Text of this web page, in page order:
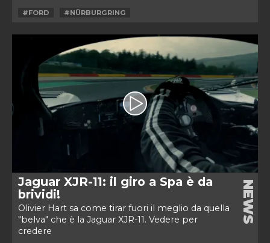
#FORD #NÜRBURGRING
Jaguar XJR-11: il giro a Spa è da
brividi!
Olivier Hart sa come tirar fuori il meglio da quella
"belva" che è la Jaguar XJR-11. Vedere per
credere
NEWS